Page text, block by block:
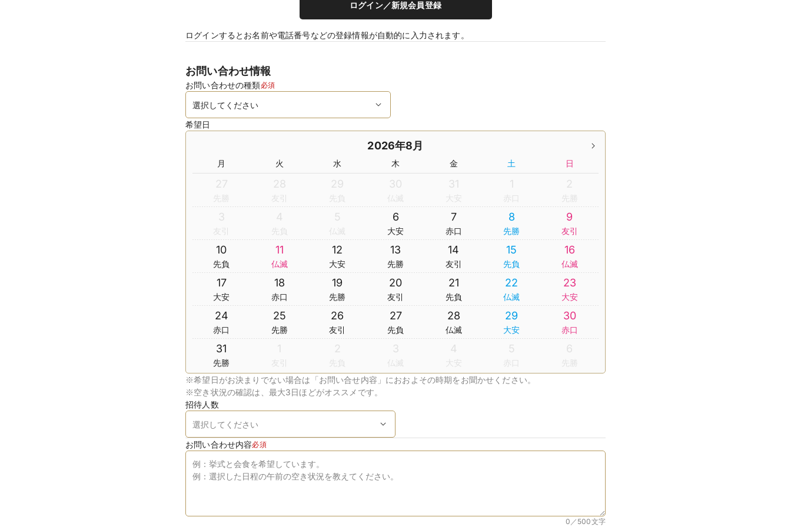
ログイン／新規会員登録
ログインするとお名前や電話番号などの登録情報が自動的に入力されます。
お問い合わせ情報
お問い合わせの種類必須
希望日
2026年8月
月 火 水 木 金 土 日
27
先勝
28
友引
29
先負
30
仏滅
31
大安
1
赤口
2
先勝
3
友引
4
先負
5
仏滅
6
大安
7
赤口
8
先勝
9
友引
10
先負
11
仏滅
12
大安
13
先勝
14
友引
15
先負
16
仏滅
17
大安
18
赤口
19
先勝
20
友引
21
先負
22
仏滅
23
大安
24
赤口
25
先勝
26
友引
27
先負
28
仏滅
29
大安
30
赤口
31
先勝
1
友引
2
先負
3
仏滅
4
大安
5
赤口
6
先勝
※希望日がお決まりでない場合は「お問い合せ内容」におおよその時期をお聞かせください。
※空き状況の確認は、最大3日ほどがオススメです。
招待人数
お問い合わせ内容必須
0／500文字